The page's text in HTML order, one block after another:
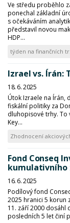
Ve středu proběhlo
ponechal základní
s očekáváním
představil novou
HDP...
týden na finančních
Izrael vs. Írán:
18. 6. 2025
Útok Izraele na Írán,
fiskální politiky za
dluhopisové trhy. To
Key...
Zhodnocení
Fond Conseq
kumulativního
16. 6. 2025
Podílový fond
2025 hranici 5 korun
11. září 2000 dosáhl
posledních 5 let činí